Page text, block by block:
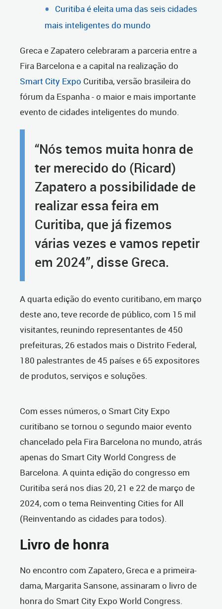
Curitiba é eleita uma das seis cidades
mais inteligentes do mundo
Greca e Zapatero celebraram a parceria entre a
Fira Barcelona e a capital na realização do
Smart City Expo Curitiba, versão brasileira do
fórum da Espanha - o maior e mais importante
evento de cidades inteligentes do mundo.
“Nós temos muita honra de
ter merecido do (Ricard)
Zapatero a possibilidade de
realizar essa feira em
Curitiba, que já fizemos
várias vezes e vamos repetir
em 2024”, disse Greca.
A quarta edição do evento curitibano, em março
deste ano, teve recorde de público, com 15 mil
visitantes, reunindo representantes de 450
prefeituras, 26 estados mais o Distrito Federal,
180 palestrantes de 45 países e 65 expositores
de produtos, serviços e soluções.
Com esses números, o Smart City Expo
curitibano se tornou o segundo maior evento
chancelado pela Fira Barcelona no mundo, atrás
apenas do Smart City World Congress de
Barcelona. A quinta edição do congresso em
Curitiba será nos dias 20, 21 e 22 de março de
2024, com o tema Reinventing Cities for All
(Reinventando as cidades para todos).
Livro de honra
No encontro com Zapatero, Greca e a primeira-
dama, Margarita Sansone, assinaram o livro de
honra do Smart City Expo World Congress.